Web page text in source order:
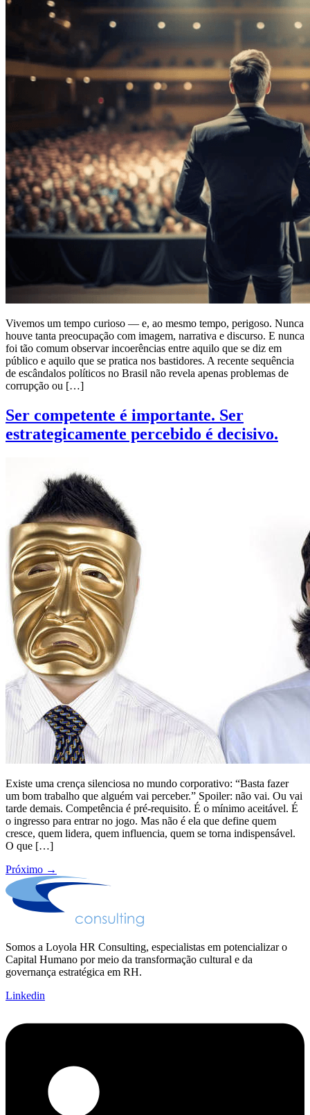
Vivemos um tempo curioso — e, ao mesmo tempo, perigoso. Nunca
houve tanta preocupação com imagem, narrativa e discurso. E nunca
foi tão comum observar incoerências entre aquilo que se diz em
público e aquilo que se pratica nos bastidores. A recente sequência
de escândalos políticos no Brasil não revela apenas problemas de
corrupção ou […]
Ser competente é importante. Ser
estrategicamente percebido é decisivo.
Existe uma crença silenciosa no mundo corporativo: “Basta fazer
um bom trabalho que alguém vai perceber.” Spoiler: não vai. Ou vai
tarde demais. Competência é pré-requisito. É o mínimo aceitável. É
o ingresso para entrar no jogo. Mas não é ela que define quem
cresce, quem lidera, quem influencia, quem se torna indispensável.
O que […]
Próximo →
Somos a Loyola HR Consulting, especialistas em potencializar o
Capital Humano por meio da transformação cultural e da
governança estratégica em RH.
Linkedin